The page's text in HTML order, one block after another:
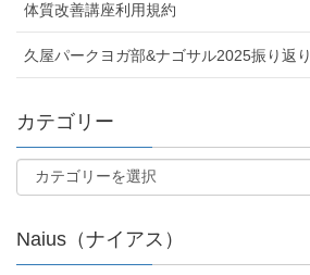
体質改善講座利用規約
久屋パークヨガ部&ナゴサル2025振り返り
カテゴリー
Naius（ナイアス）